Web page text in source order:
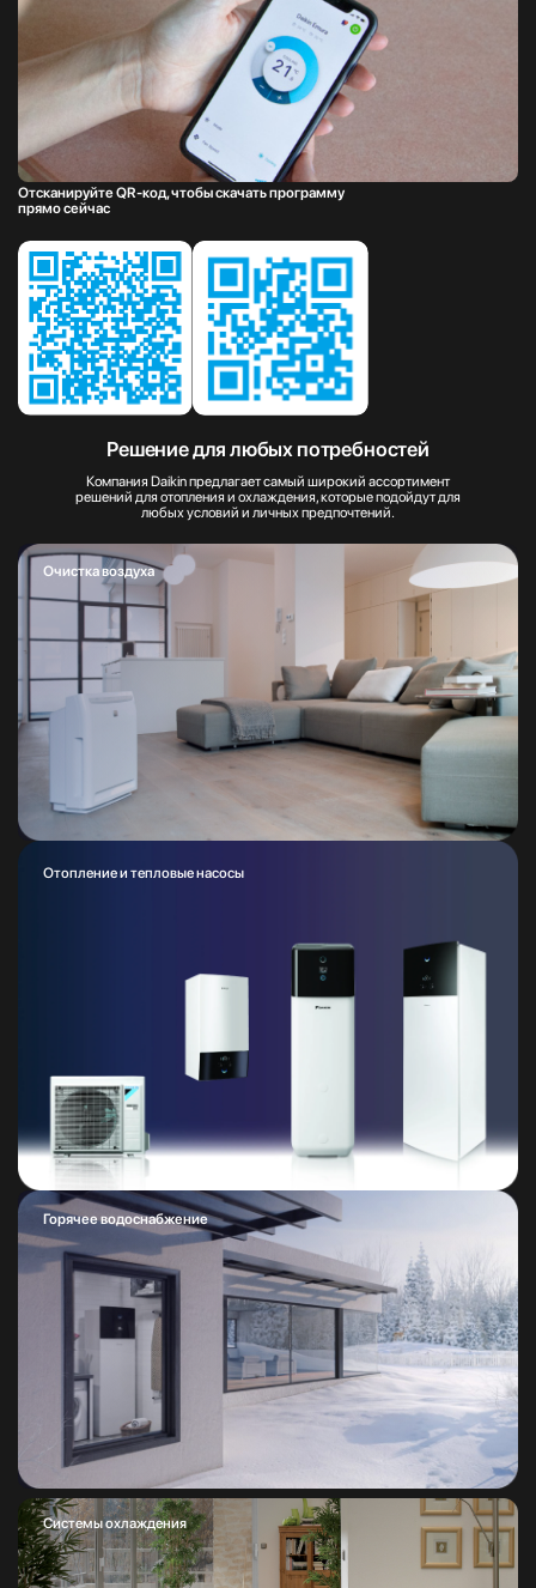
Отсканируйте QR-код, чтобы скачать программу
прямо сейчас
Решение для любых потребностей
Компания Daikin предлагает самый широкий ассортимент
решений для отопления и охлаждения, которые подойдут для
любых условий и личных предпочтений.
Очистка воздуха
Отопление и тепловые насосы
Горячее водоснабжение
Системы охлаждения